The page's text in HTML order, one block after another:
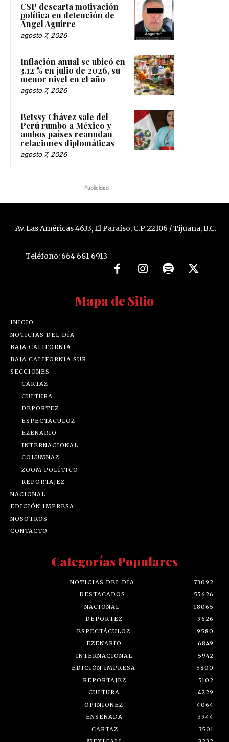
CSP descarta motivación
política en detención de
Ángel Aguirre
agosto 7, 2026
Inflación anual se ubicó en
3.12 % en julio de 2026, su
menor nivel en el año
agosto 7, 2026
Betssy Chávez sale del
Perú rumbo a México y
ambos países reanudan
relaciones diplomáticas
agosto 7, 2026
-Publicidad -
Av. Las Américas 4633, El Paraíso, C.P. 22106 / Tijuana, B.C.
Teléfono: 664 681 6913
Mapa de Sitio
INICIO
NOTICIAS DEL DÍA
BAJA CALIFORNIA
BAJA CALIFORNIA SUR
SECCIONES
CARTAZ
CULTURA
DEPORTEZ
ESPECTÁCULOZ
EZENARIO
INTERNACIONAL
COLUMNAZ
ZOOM POLÍTICO
REPORTAJEZ
NACIONAL
EDICIÓN IMPRESA
NOSOTROS
CONTACTO
Categorías Populares
NOTICIAS DEL DÍA
73092
DESTACADOS
55626
NACIONAL
18065
DEPORTEZ
9626
ESPECTÁCULOZ
9580
EZENARIO
6849
INTERNACIONAL
5942
EDICIÓN IMPRESA
5800
REPORTAJEZ
5102
CULTURA
4229
OPINIONEZ
4064
ENSENADA
3944
CARTAZ
3501